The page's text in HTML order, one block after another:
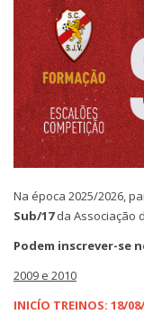
Na época 2025/2026,
Sub/17da Associação
Podem inscrever-se
2009 e 2010
INICÍO TREINOS: 18/